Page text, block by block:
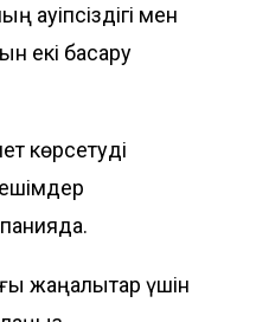
қауіпсіздігі мен
екі басқару
көрсетуді
жаңалықтар үшін